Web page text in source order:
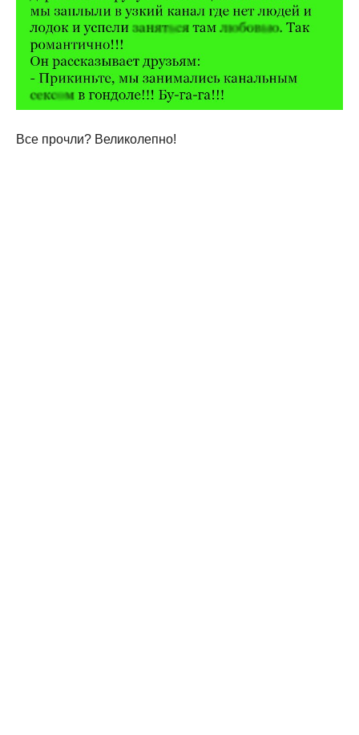
Все прочли? Великолепно!